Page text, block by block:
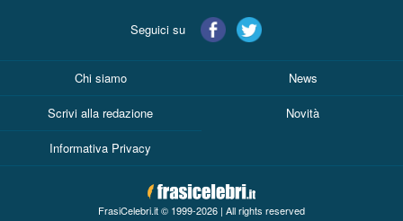
Seguici su
Chi siamo News
Scrivi alla redazione Novità
Informativa Privacy
FrasiCelebri.it © 1999-2026 | All rights reserved